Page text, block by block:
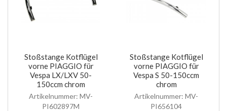
Stoßstange Kotflügel
vorne PIAGGIO für
Vespa LX/LXV 50-
150ccm chrom
Artikelnummer: MV-
PI602897M
Stoßstange Kotflügel
vorne PIAGGIO für
Vespa S 50-150ccm
chrom
Artikelnummer: MV-
PI656104